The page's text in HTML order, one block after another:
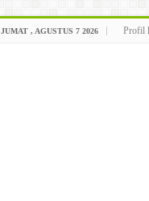
JUMAT , AGUSTUS 7 2026 Profil